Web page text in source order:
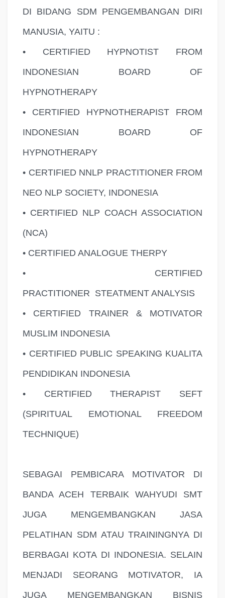
DI BIDANG SDM PENGEMBANGAN DIRI
MANUSIA, YAITU :
• CERTIFIED HYPNOTIST FROM
INDONESIAN BOARD OF
HYPNOTHERAPY
• CERTIFIED HYPNOTHERAPIST FROM
INDONESIAN BOARD OF
HYPNOTHERAPY
• CERTIFIED NNLP PRACTITIONER FROM
NEO NLP SOCIETY, INDONESIA
• CERTIFIED NLP COACH ASSOCIATION
(NCA)
• CERTIFIED ANALOGUE THERPY
• CERTIFIED
PRACTITIONER STEATMENT ANALYSIS
• CERTIFIED TRAINER & MOTIVATOR
MUSLIM INDONESIA
• CERTIFIED PUBLIC SPEAKING KUALITA
PENDIDIKAN INDONESIA
• CERTIFIED THERAPIST SEFT
(SPIRITUAL EMOTIONAL FREEDOM
TECHNIQUE)
SEBAGAI PEMBICARA MOTIVATOR DI
BANDA ACEH TERBAIK WAHYUDI SMT
JUGA MENGEMBANGKAN JASA
PELATIHAN SDM ATAU TRAININGNYA DI
BERBAGAI KOTA DI INDONESIA. SELAIN
MENJADI SEORANG MOTIVATOR, IA
JUGA MENGEMBANGKAN BISNIS